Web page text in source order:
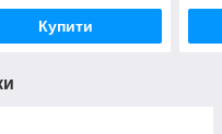
Купити